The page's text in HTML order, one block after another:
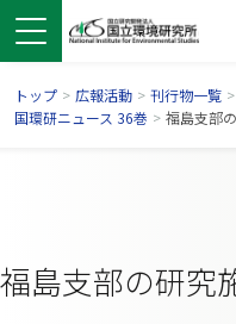
トップ > 広報活動 > 刊行物一覧 >
国環研ニュース 36巻 > 福島支部
福島支部の研究